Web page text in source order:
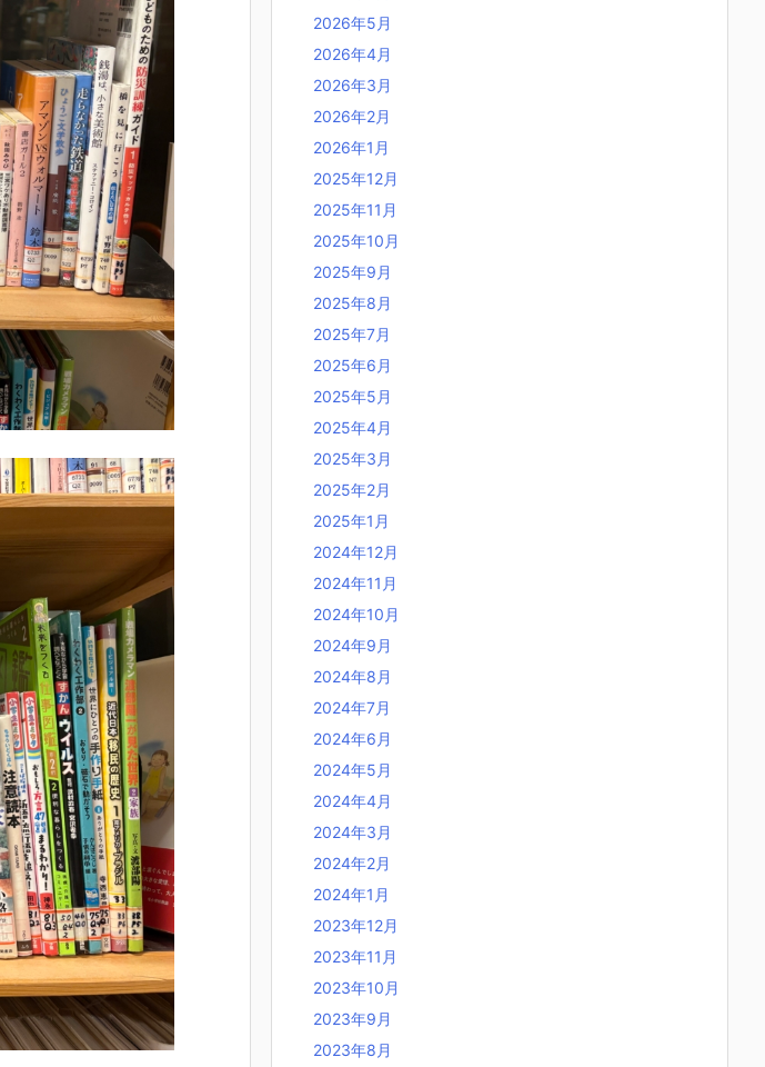
2026年5月
2026年4月
2026年3月
2026年2月
2026年1月
2025年12月
2025年11月
2025年10月
2025年9月
2025年8月
2025年7月
2025年6月
2025年5月
2025年4月
2025年3月
2025年2月
2025年1月
2024年12月
2024年11月
2024年10月
2024年9月
2024年8月
2024年7月
2024年6月
2024年5月
2024年4月
2024年3月
2024年2月
2024年1月
2023年12月
2023年11月
2023年10月
2023年9月
2023年8月